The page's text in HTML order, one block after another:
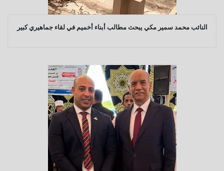
النائب محمد سمير مكي يبحث مطالب أبناء أخميم في لقاء جماهيري كبير